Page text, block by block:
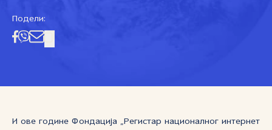
Подели:
И ове године Фондација „Регистар националног интернет